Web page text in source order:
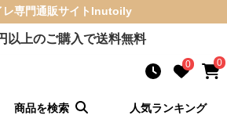
レ専門通販サイト Inutoily
以上のご購入で送料無料
0 0
商品を検索 人気ランキング